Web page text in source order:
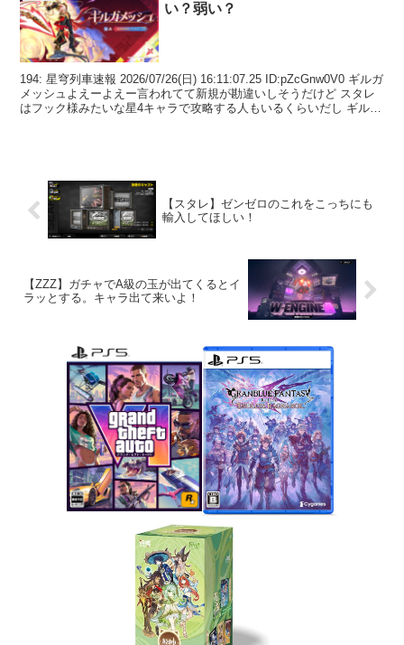
い？弱い？
194: 星穹列車速報 2026/07/26(日) 16:11:07.25 ID:pZcGnw0V0 ギルガ
メッシュよえーよえー言われてて新規が勘違いしそうだけど スタレ
はフック様みたいな星4キャラで攻略する人もいるくらいだし ギルガ
【スタレ】ゼンゼロのこれをこっちにも
輸入してほしい！
【ZZZ】ガチャでA級の玉が出てくるとイ
ラッとする。キャラ出て来いよ！